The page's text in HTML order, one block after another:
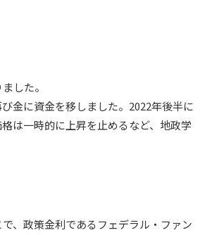
した。
金に資金を移しました。2022年後半に
は一時的に上昇を止めるなど、地政学
、政策金利であるフェデラル・ファン